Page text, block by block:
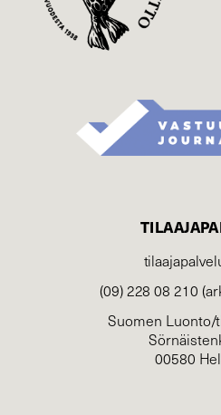
(09) 228 08 210
Suomen Luonto/
00580